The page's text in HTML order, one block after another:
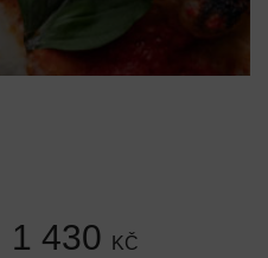
1 430 KČ